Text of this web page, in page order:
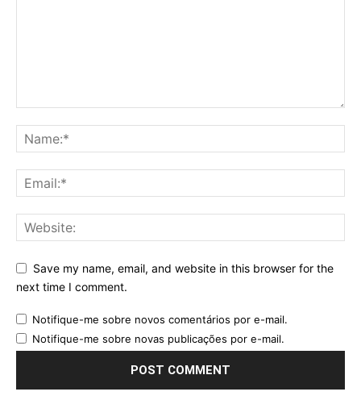
Save my name, email, and website in this browser for the
next time I comment.
Notifique-me sobre novos comentários por e-mail.
Notifique-me sobre novas publicações por e-mail.